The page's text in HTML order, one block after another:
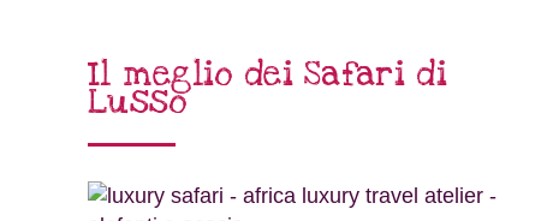
Il meglio dei Safari di
Lusso